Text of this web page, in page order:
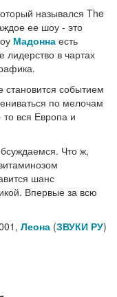
назывался The
ее шоу - это
Мадонна есть
лидерство в чартах
событием
по мелочам
вся Европа и
Что ж,
шанс
Впервые за всю
Леона (ЗВУКИ РУ)